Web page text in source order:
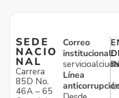
SEDE
NACIO
NAL
Carrera
85D No.
46A – 65
Correo
institucional:
Línea